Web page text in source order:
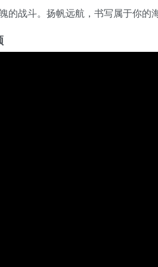
的战斗。扬帆远航，书写属于你的